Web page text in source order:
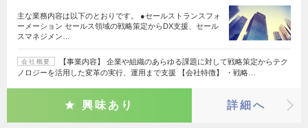
主な業務内容は以下のとおりです。 ●セールストランスフォ
ーメーション セールス領域の戦略策定からDX支援、セール
スマネジメン…
会社概要
【事業内容】 企業や組織のあらゆる課題に対して戦略策定からテク
ノロジーを活用した変革の実行、運用まで支援 【会社特徴】 ・戦略…
興味あり 詳細へ